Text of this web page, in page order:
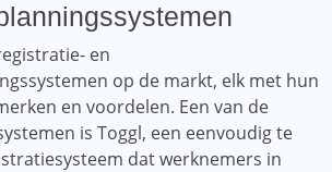
en
op de markt, elk met hun
en voordelen. Een van de
is Toggl, een eenvoudig te
dat werknemers in